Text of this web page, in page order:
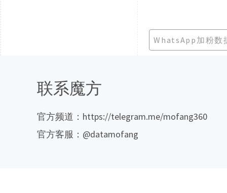
WhatsApp加粉数
联系魔方
官方频道：https://telegram.me/mofang360
官方客服：@datamofang